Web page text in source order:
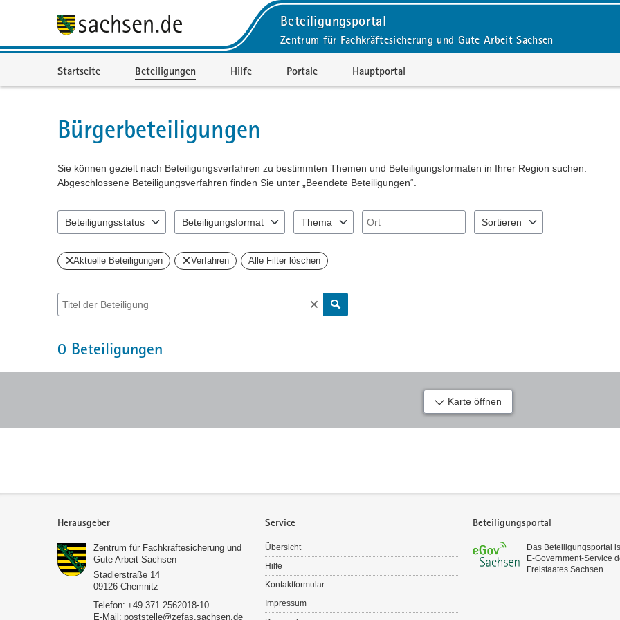
Beteiligungsportal
Zentrum für Fachkräftesicherung und Gute Arbeit Sachsen
Startseite Beteiligungen Hilfe Portale Hauptportal
Bürgerbeteiligungen
Sie können gezielt nach Beteiligungsverfahren zu bestimmten Themen und Beteiligungsformaten in Ihrer Region suchen.
Abgeschlossene Beteiligungsverfahren finden Sie unter „Beendete Beteiligungen“.
Beteiligungsstatus
Beteiligungsformat
Thema
Ort
Sortieren
Aktuelle Beteiligungen Verfahren Alle Filter löschen
Suche nach Beteiligung
0 Beteiligungen
Karte öffnen
Herausgeber
Zentrum für Fachkräftesicherung und
Gute Arbeit Sachsen
Stadlerstraße 14
09126 Chemnitz
Telefon: +49 371 2562018-10
E-Mail: poststelle@zefas.sachsen.de
Service
Übersicht
Hilfe
Kontaktformular
Impressum
Beteiligungsportal
Das Beteiligungsportal
E‑Government-Service
Freistaates Sachsen